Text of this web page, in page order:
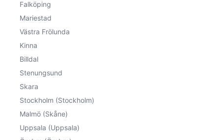
Falköping
Mariestad
Västra Frölunda
Kinna
Billdal
Stenungsund
Skara
Stockholm (Stockholm)
Malmö (Skåne)
Uppsala (Uppsala)